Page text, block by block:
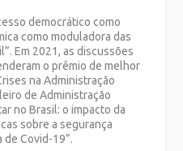
democrático como
como moduladora das
Em 2021, as discussões
o prêmio de melhor
na Administração
de Administração
no Brasil: o impacto da
sobre a segurança
de Covid-19”.